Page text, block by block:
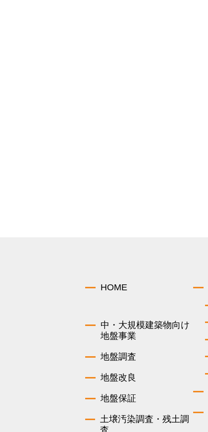
HOME
中・大規模建築物向け
地盤事業
地盤調査
地盤改良
地盤保証
土壌汚染調査・残土調
査